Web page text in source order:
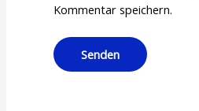
Kommentar speichern.